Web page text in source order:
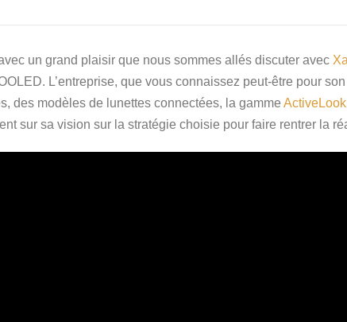
un grand plaisir que nous sommes allés discuter avec
L’entreprise, que vous connaissez peut-être pour
des modèles de lunettes connectées, la gamme ActiveLook
sur sa vision sur la stratégie choisie pour faire rentrer la